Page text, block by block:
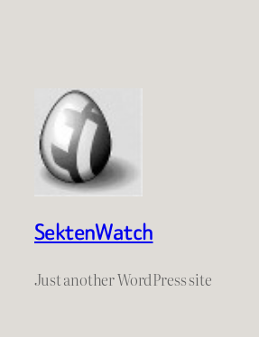
SektenWatch
Just another WordPress site